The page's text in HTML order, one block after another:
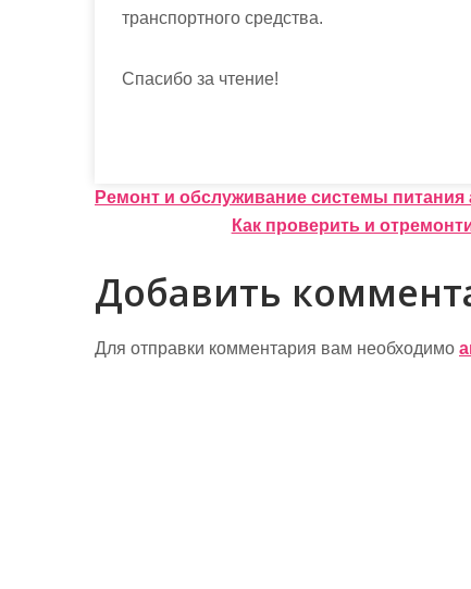
транспортного средства.
Спасибо за чтение!
Н
в
и
г
Ремонт и обслуживание системы питания
Как проверить и
Добавить
Для отправки комментария вам необходимо